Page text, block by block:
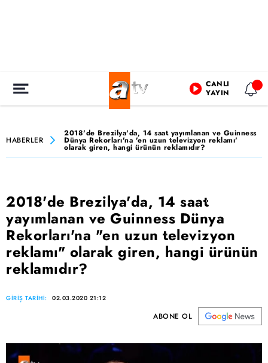
CANLI
YAYIN
HABERLER
2018'de Brezilya'da, 14 saat yayımlanan ve Guinness
Dünya Rekorları'na 'en uzun televizyon reklamı'
olarak giren, hangi ürünün reklamıdır?
2018'de Brezilya'da, 14 saat
yayımlanan ve Guinness Dünya
Rekorları'na "en uzun televizyon
reklamı" olarak giren, hangi ürünün
reklamıdır?
GİRİŞ TARİHİ: 02.03.2020 21:12
ABONE OL